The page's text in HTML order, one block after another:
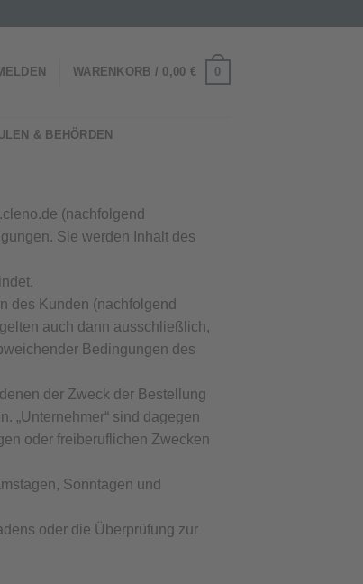
WARENKORB / 0,00 € 0
& BEHÖRDEN
(nachfolgend
Sie werden Inhalt des
des Kunden (nachfolgend
auch dann ausschließlich,
Bedingungen des
der Zweck der Bestellung
„Unternehmer“ sind dagegen
oder freiberuflichen Zwecken
Sonntagen und
oder die Überprüfung zur